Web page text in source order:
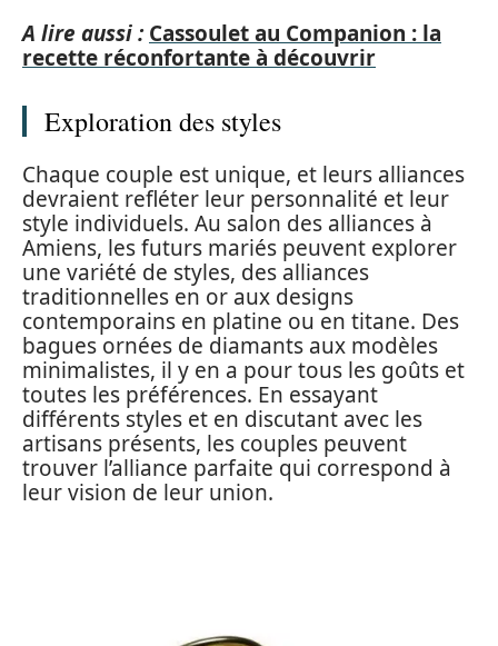
A lire aussi : Cassoulet au Companion : la
recette réconfortante à découvrir
Exploration des styles
Chaque couple est unique, et leurs alliances
devraient refléter leur personnalité et leur
style individuels. Au salon des alliances à
Amiens, les futurs mariés peuvent explorer
une variété de styles, des alliances
traditionnelles en or aux designs
contemporains en platine ou en titane. Des
bagues ornées de diamants aux modèles
minimalistes, il y en a pour tous les goûts et
toutes les préférences. En essayant
différents styles et en discutant avec les
artisans présents, les couples peuvent
trouver l’alliance parfaite qui correspond à
leur vision de leur union.